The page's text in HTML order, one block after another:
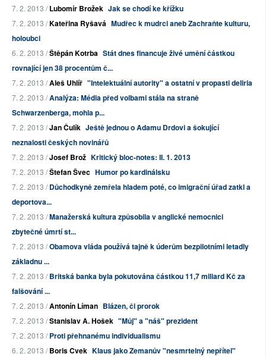
7. 2. 2013 /Lubomír Brožek Jak se chodí ke křížku
7. 2. 2013 /Kateřina Ryšavá Mudřec k mudrci aneb Zachraňte kulturu,
holoubci
6. 2. 2013 /Štěpán Kotrba Stát dnes financuje živé umění částkou
rovnající jen 38 procentům č...
7. 2. 2013 /Aleš Uhlíř "Intelektuální autority" a ostatní v propasti deliria
7. 2. 2013 /Analýza: Média před volbami stála na straně
Schwarzenberga, mohla p...
7. 2. 2013 /Jan Čulík Ještě jednou o Adamu Drdovi a šokující
neznalosti českých novinářů
7. 2. 2013 /Josef Brož Kritický bloc-notes: II. 1. 2013
7. 2. 2013 /Štefan Švec Humor po kardinálsku
7. 2. 2013 /Důchodkyně zemřela hladem poté, co imigrační úřad zatkl a
deportova...
7. 2. 2013 /Manažerská kultura způsobila v anglické nemocnici
zbytečné úmrtí st...
7. 2. 2013 /Obamova vláda používá tajně k úderům bezpilotními letadly
základnu ...
7. 2. 2013 /Britská banka byla pokutována částkou 11,7 miliard Kč za
falšování ...
7. 2. 2013 /Antonín Líman Blázen, či prorok
7. 2. 2013 /Stanislav A. Hošek "Můj" a "náš" prezident
7. 2. 2013 /Proti přehnanému individualismu
6. 2. 2013 /Boris Cvek Klaus jako Zemanův "nesmrtelný nepřítel"